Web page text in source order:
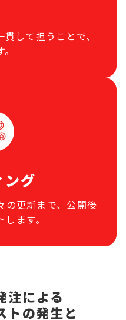
して担うことで、
ング
の更新まで、公開後
ます。
注による
トの発生と